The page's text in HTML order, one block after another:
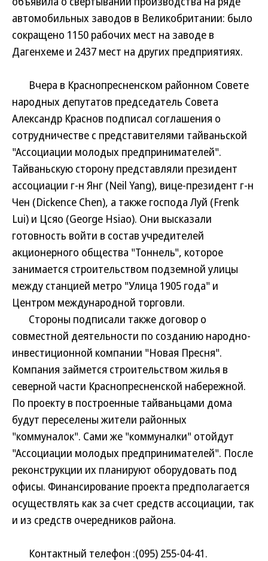
автомобильных заводов в Великобритании: было
сокращено 1150 рабочих мест на заводе в
Дагенхеме и 2437 мест на других предприятиях.
Вчера в Краснопресненском районном Совете
народных депутатов председатель Совета
Александр Краснов подписал соглашения о
сотрудничестве с представителями тайваньской
"Ассоциации молодых предпринимателей".
Тайваньскую сторону представляли президент
ассоциации г-н Янг (Neil Yang), вице-президент г-н
Чен (Dickence Chen), а также господа Луй (Frenk
Lui) и Цсяо (George Hsiao). Они высказали
готовность войти в состав учредителей
акционерного общества "Тоннель", которое
занимается строительством подземной улицы
между станцией метро "Улица 1905 года" и
Центром международной торговли.
Стороны подписали также договор о
совместной деятельности по созданию народно-
инвестиционной компании "Новая Пресня".
Компания займется строительством жилья в
северной части Краснопресненской набережной.
По проекту в построенные тайваньцами дома
будут переселены жители районных
"коммуналок". Сами же "коммуналки" отойдут
"Ассоциации молодых предпринимателей". После
реконструкции их планируют оборудовать под
офисы. Финансирование проекта предполагается
осуществлять как за счет средств ассоциации, так
и из средств очередников района.
Контактный телефон :(095) 255-04-41.